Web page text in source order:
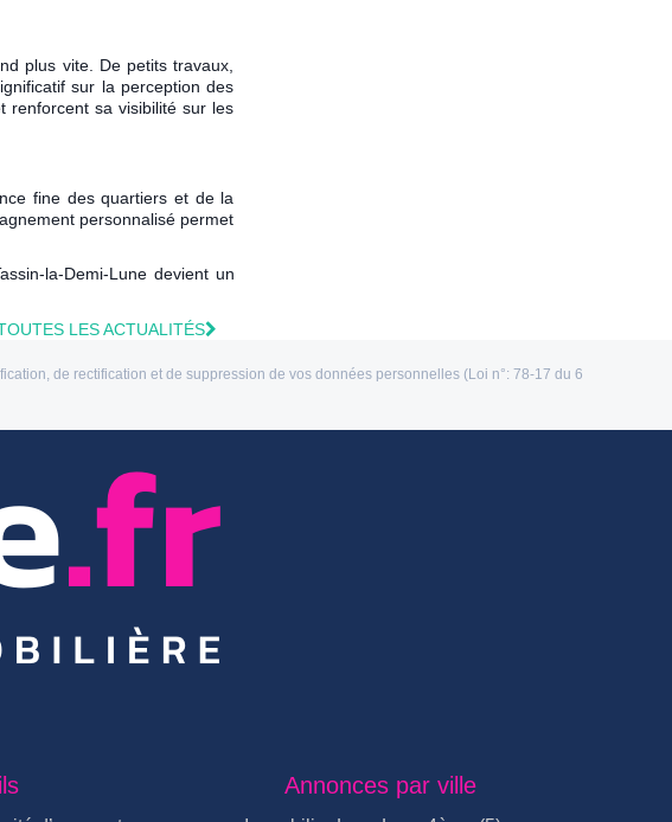
plus vite. De petits travaux,
sur la perception des
renforcent sa visibilité sur les
fine des quartiers et de la
personnalisé permet
la-Demi-Lune devient un
LES ACTUALITÉS
de rectification et de suppression de vos données personnelles (Loi n°: 78-17 du 6
Annonces par ville